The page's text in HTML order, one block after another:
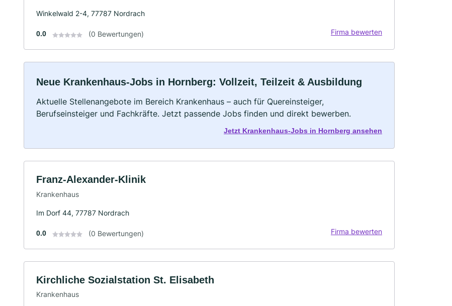
Winkelwald 2-4, 77787 Nordrach
0.0 (0 Bewertungen) Firma bewerten
Neue Krankenhaus-Jobs in Hornberg: Vollzeit, Teilzeit & Ausbildung
Aktuelle Stellenangebote im Bereich Krankenhaus – auch für Quereinsteiger,
Berufseinsteiger und Fachkräfte. Jetzt passende Jobs finden und direkt bewerben.
Jetzt Krankenhaus-Jobs in Hornberg ansehen
Franz-Alexander-Klinik
Krankenhaus
Im Dorf 44, 77787 Nordrach
0.0 (0 Bewertungen) Firma bewerten
Kirchliche Sozialstation St. Elisabeth
Krankenhaus